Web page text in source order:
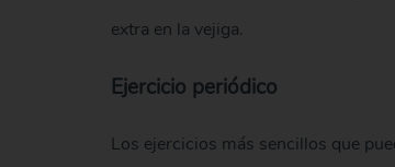
extra en la vejiga.
Ejercicio periódico
Los ejercicios más sencillos que